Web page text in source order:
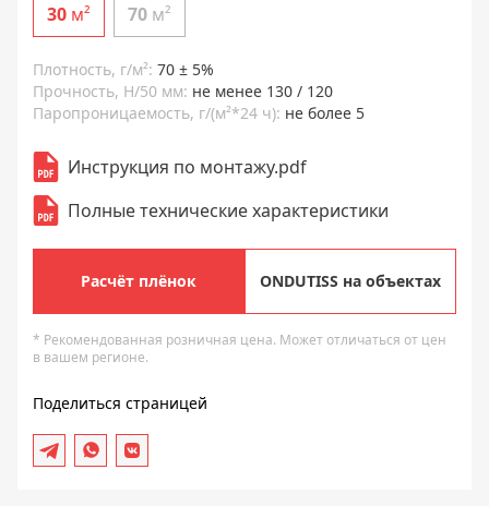
30м² 70м²
Плотность, г/м²: 70 ± 5%
Прочность, Н/50 мм: не менее 130 / 120
Паропроницаемость, г/(м²*24 ч): не более 5
Инструкция по монтажу.pdf
Полные технические характеристики
Расчёт плёнок ONDUTISS на объектах
* Рекомендованная розничная цена. Может отличаться от цен
в вашем регионе.
Поделиться страницей